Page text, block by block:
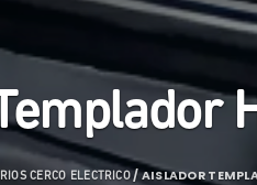
CERCO ELECTRICO/ AISLADOR